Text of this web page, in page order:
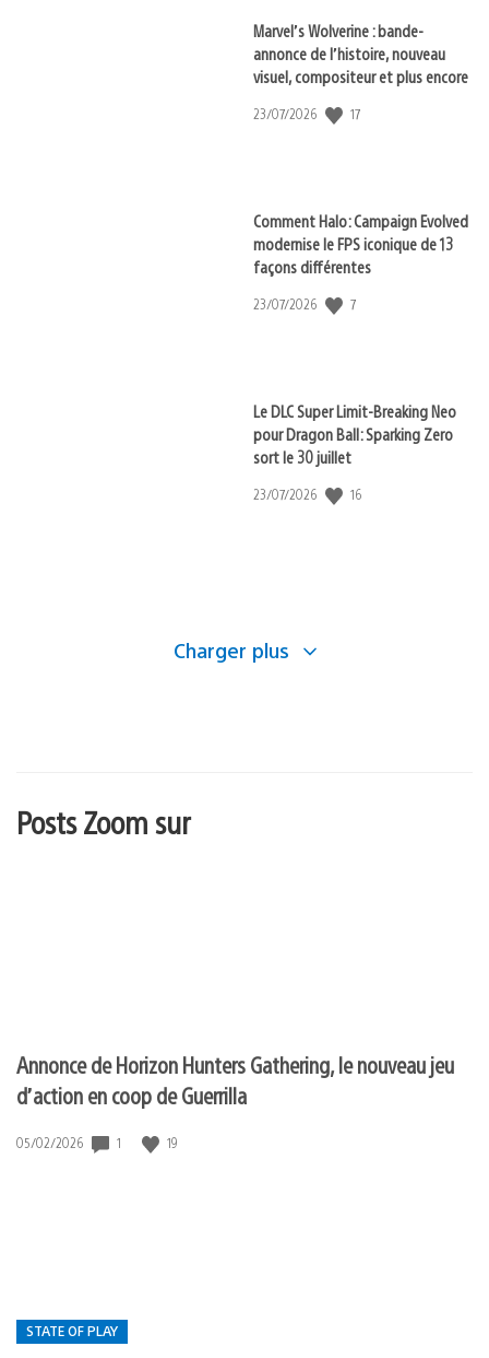
Marvel’s Wolverine : bande-
annonce de l’histoire, nouveau
visuel, compositeur et plus encore
Date
23/07/2026 17
Comment Halo: Campaign Evolved
modernise le FPS iconique de 13
façons différentes
Date
23/07/2026 7
Le DLC Super Limit-Breaking Neo
pour Dragon Ball: Sparking Zero
sort le 30 juillet
Date
23/07/2026 16
Charger plus
Posts Zoom sur
Annonce de Horizon Hunters Gathering, le nouveau jeu
d’action en coop de Guerrilla
Date
05/02/2026 1 19
STATE OF PLAY